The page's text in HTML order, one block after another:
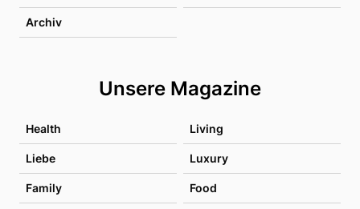
Archiv
Unsere Magazine
Health Living
Liebe Luxury
Family Food